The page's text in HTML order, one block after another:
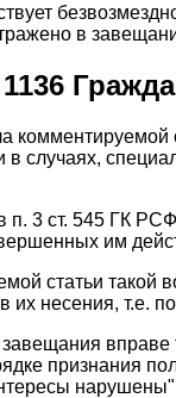
в
случаях,
п. 3 ст. 545 ГК
им
статьи
несения, т.е.
завещания
признания